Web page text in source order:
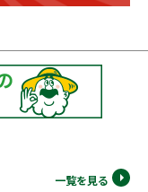
一覧を見る